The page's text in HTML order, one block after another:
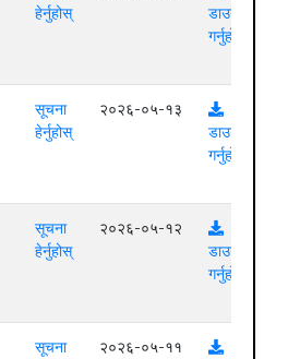
हेर्नुहोस्
डाउनलोड
गर्नुहोस्
सूचना
हेर्नुहोस्
२०२६-०५-१३
डाउनलोड
गर्नुहोस्
सूचना
हेर्नुहोस्
२०२६-०५-१२
डाउनलोड
गर्नुहोस्
सूचना २०२६-०५-११